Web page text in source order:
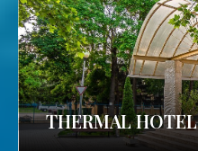
THERMAL HOTEL